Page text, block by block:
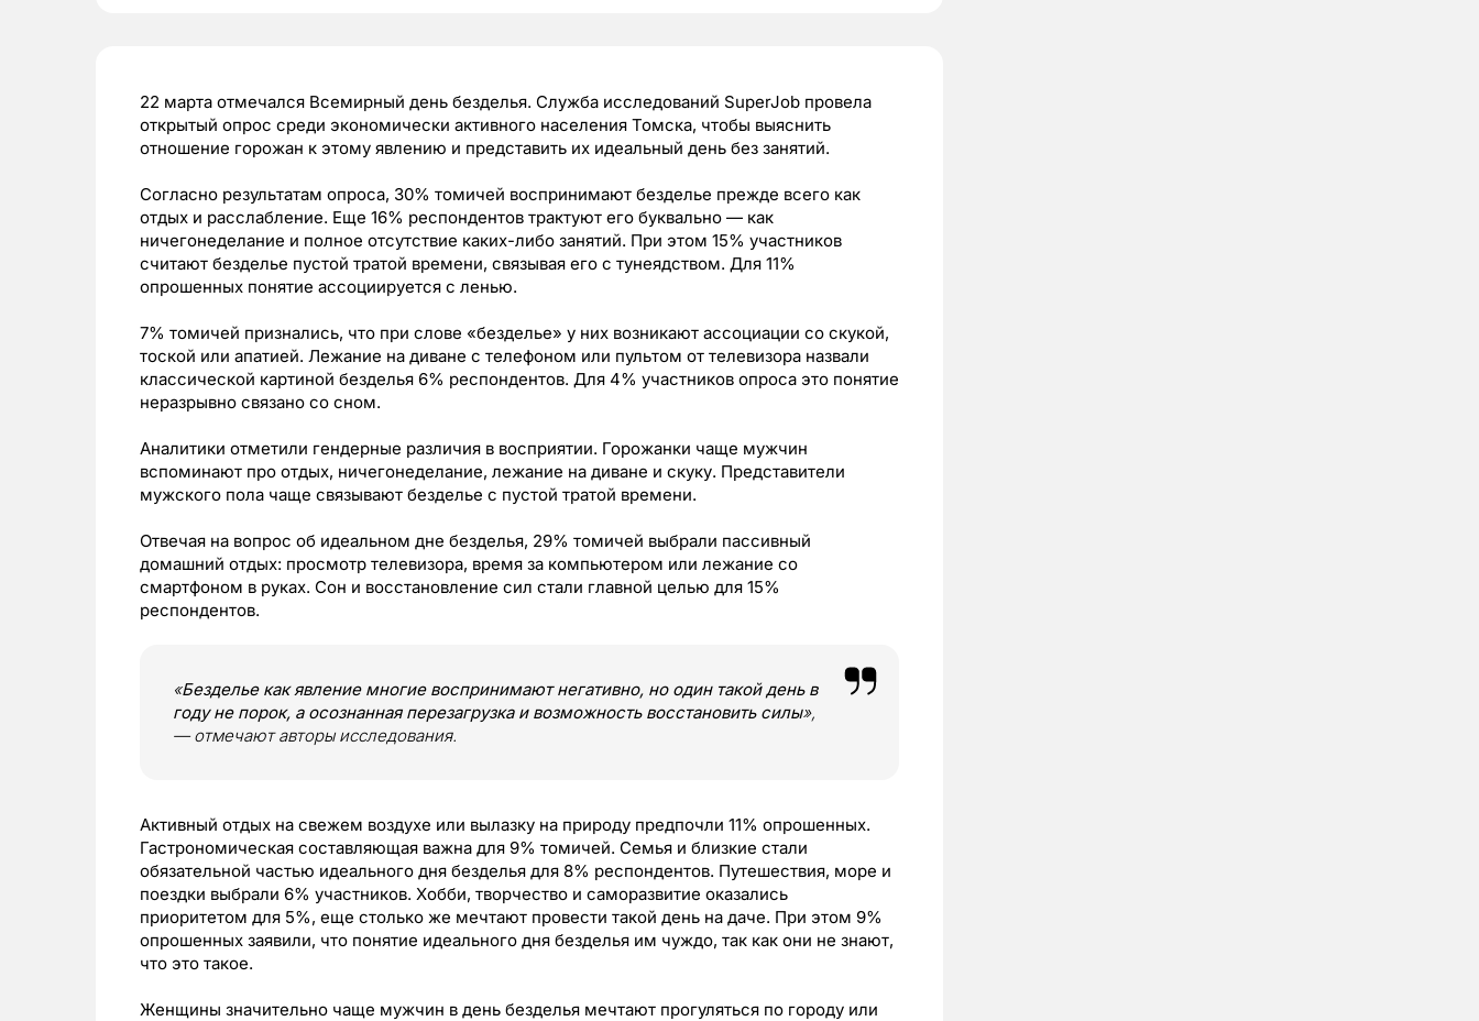
22 марта отмечался Всемирный день безделья. Служба исследований SuperJob провела
открытый опрос среди экономически активного населения Томска, чтобы выяснить
отношение горожан к этому явлению и представить их идеальный день без занятий.
Согласно результатам опроса, 30% томичей воспринимают безделье прежде всего как
отдых и расслабление. Еще 16% респондентов трактуют его буквально — как
ничегонеделание и полное отсутствие каких-либо занятий. При этом 15% участников
считают безделье пустой тратой времени, связывая его с тунеядством. Для 11%
опрошенных понятие ассоциируется с ленью.
7% томичей признались, что при слове «безделье» у них возникают ассоциации со скукой,
тоской или апатией. Лежание на диване с телефоном или пультом от телевизора назвали
классической картиной безделья 6% респондентов. Для 4% участников опроса это понятие
неразрывно связано со сном.
Аналитики отметили гендерные различия в восприятии. Горожанки чаще мужчин
вспоминают про отдых, ничегонеделание, лежание на диване и скуку. Представители
мужского пола чаще связывают безделье с пустой тратой времени.
Отвечая на вопрос об идеальном дне безделья, 29% томичей выбрали пассивный
домашний отдых: просмотр телевизора, время за компьютером или лежание со
смартфоном в руках. Сон и восстановление сил стали главной целью для 15%
респондентов.
«Безделье как явление многие воспринимают негативно, но один такой день в
году не порок, а осознанная перезагрузка и возможность восстановить силы»,
— отмечают авторы исследования.
Активный отдых на свежем воздухе или вылазку на природу предпочли 11% опрошенных.
Гастрономическая составляющая важна для 9% томичей. Семья и близкие стали
обязательной частью идеального дня безделья для 8% респондентов. Путешествия, море и
поездки выбрали 6% участников. Хобби, творчество и саморазвитие оказались
приоритетом для 5%, еще столько же мечтают провести такой день на даче. При этом 9%
опрошенных заявили, что понятие идеального дня безделья им чуждо, так как они не знают,
что это такое.
Женщины значительно чаще мужчин в день безделья мечтают прогуляться по городу или